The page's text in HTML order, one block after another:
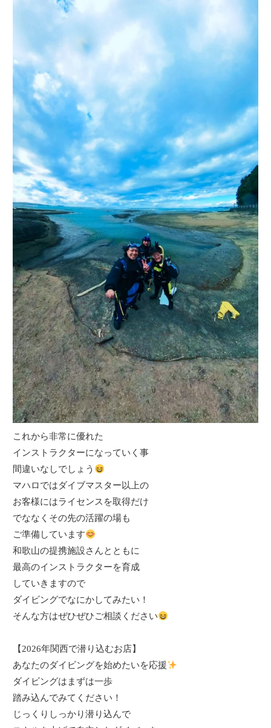
これから非常に優れた
インストラクターになっていく事
間違いなしでしょう
マハロではダイブマスター以上の
お客様にはライセンスを取得だけ
でななくその先の活躍の場も
ご準備しています
和歌山の提携施設さんとともに
最高のインストラクターを育成
していきますので
ダイビングでなにかしてみたい！
そんな方はぜひぜひご相談ください
【 2026年関西で潜り込むお店】
あなたのダイビングを始めたいを応援
ダイビングはまずは一歩
踏み込んでみてください！
じっくりしっかり潜り込んで